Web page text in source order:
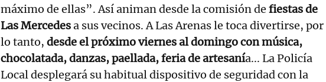
máximo de ellas”. Así animan desde la comisión de fiestas de
Las Mercedesa sus vecinos. A Las Arenas le toca divertirse, por
lo tanto, desde el próximo viernes al domingo con música,
chocolatada, danzas, paellada, feria de artesanía... La Policía
Local desplegará su habitual dispositivo de seguridad con la